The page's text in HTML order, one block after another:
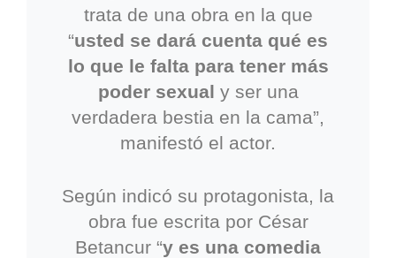
trata de una obra en la que
“usted se dará cuenta qué es
lo que le falta para tener más
poder sexual y ser una
verdadera bestia en la cama”,
manifestó el actor.
Según indicó su protagonista, la
obra fue escrita por César
Betancur “y es una comedia